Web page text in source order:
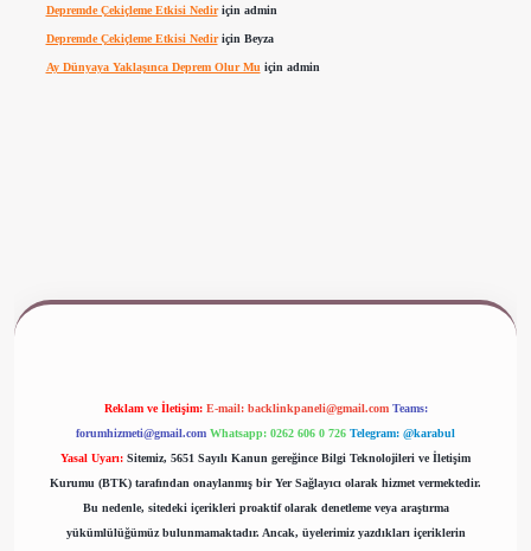
Depremde Çekiçleme Etkisi Nediriçin admin
Depremde Çekiçleme Etkisi Nediriçin Beyza
Ay Dünyaya Yaklaşınca Deprem Olur Mu için admin
Reklam ve İletişim: E-mail: backlinkpaneli@gmail.com Teams:
forumhizmeti@gmail.com Whatsapp: 0262 606 0 726 Telegram: @karabul
Yasal Uyarı: Sitemiz, 5651 Sayılı Kanun gereğince Bilgi Teknolojileri ve İletişim
Kurumu (BTK) tarafından onaylanmış bir Yer Sağlayıcı olarak hizmet vermektedir.
Bu nedenle, sitedeki içerikleri proaktif olarak denetleme veya araştırma
yükümlülüğümüz bulunmamaktadır. Ancak, üyelerimiz yazdıkları içeriklerin